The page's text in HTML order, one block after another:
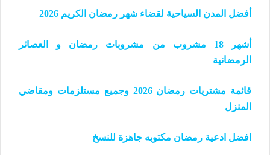
أفضل المدن السياحية لقضاء شهر رمضان الكريم 2026
أشهر 18 مشروب من مشروبات رمضان و العصائر
الرمضانية
قائمة مشتريات رمضان 2026 وجميع مستلزمات ومقاضي
المنزل
افضل ادعية رمضان مكتوبه جاهزة للنسخ